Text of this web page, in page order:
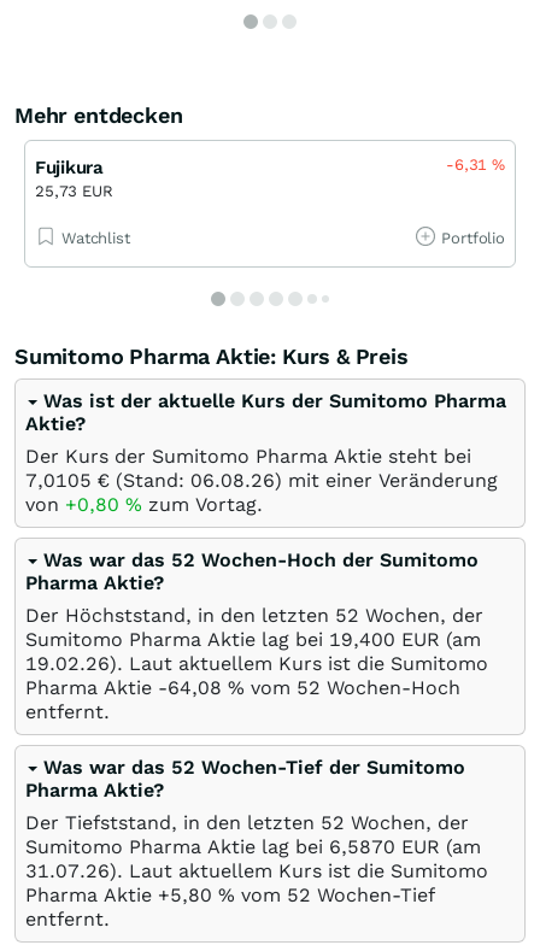
Mehr entdecken
Fujikura
25,73 EUR
-6,31%
Watchlist Portfolio
Sumitomo Pharma Aktie: Kurs & Preis
Was ist der aktuelle Kurs der Sumitomo Pharma
Aktie?
Der Kurs der Sumitomo Pharma Aktie steht bei
7,0105 € (Stand: 06.08.26) mit einer Veränderung
von +0,80 % zum Vortag.
Was war das 52 Wochen-Hoch der Sumitomo
Pharma Aktie?
Der Höchststand, in den letzten 52 Wochen, der
Sumitomo Pharma Aktie lag bei 19,400 EUR (am
19.02.26). Laut aktuellem Kurs ist die Sumitomo
Pharma Aktie -64,08 % vom 52 Wochen-Hoch
entfernt.
Was war das 52 Wochen-Tief der Sumitomo
Pharma Aktie?
Der Tiefststand, in den letzten 52 Wochen, der
Sumitomo Pharma Aktie lag bei 6,5870 EUR (am
31.07.26). Laut aktuellem Kurs ist die Sumitomo
Pharma Aktie +5,80 % vom 52 Wochen-Tief
entfernt.